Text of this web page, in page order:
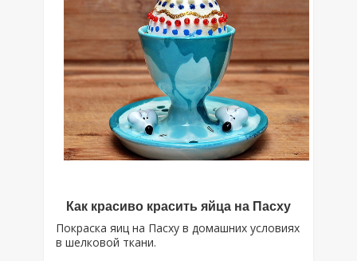
Как красиво красить яйца на Пасху
Покраска яиц на Пасху в домашних условиях
в шелковой ткани.